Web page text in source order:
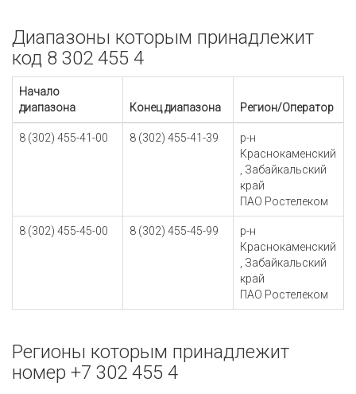
Диапазоны которым принадлежит
код 8 302 455 4
Начало
диапазона
Конец диапазона Регион/Оператор
8 (302) 455-41-00 8 (302) 455-41-39
р-н
Краснокаменский
, Забайкальский
край
ПАО Ростелеком
8 (302) 455-45-00 8 (302) 455-45-99
р-н
Краснокаменский
, Забайкальский
край
ПАО Ростелеком
Регионы которым принадлежит
номер +7 302 455 4